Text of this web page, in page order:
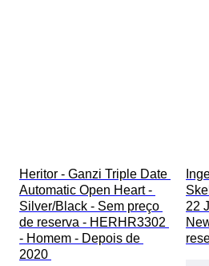
Heritor - Ganzi Triple Date
Automatic Open Heart -
Silver/Black - Sem preço
de reserva - HERHR3302
- Homem - Depois de
2020
22